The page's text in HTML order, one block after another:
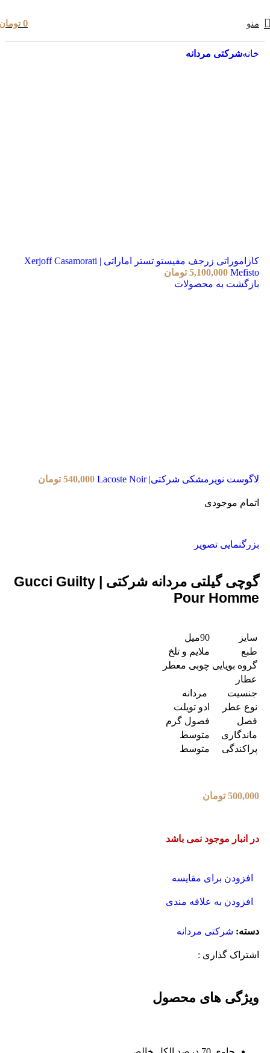
منو 0
خانهشرکتی مردانه
کازاموراتی زرجف مفیستو تستر اماراتی | Xerjoff Casamorati
Mefisto
5,100,000 تومان
بازگشت به محصولات
لاگوست نویرمشکی شرکتی| Lacoste Noir 540,000 تومان
اتمام موجودی
بزرگنمایی تصویر
گوچی گیلتی مردانه شرکتی | Gucci Guilty
Pour Homme
سایز
90میل
طبع
ملایم و تلخ
گروه بویایی چوبی معطر
عطار
جنسیت
مردانه
نوع عطر
ادو تویلت
فصل
فصول گرم
ماندگاری
متوسط
پراکندگی
متوسط
500,000 تومان
در انبار موجود نمی باشد
افزودن برای مقایسه
افزودن به علاقه مندی
دسته: شرکتی مردانه
اشتراک گذاری :
ویژگی های محصول